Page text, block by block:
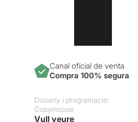
Canal oficial de venta
Compra 100% segura
Disseny i programació:
Copymouse
Vull veure